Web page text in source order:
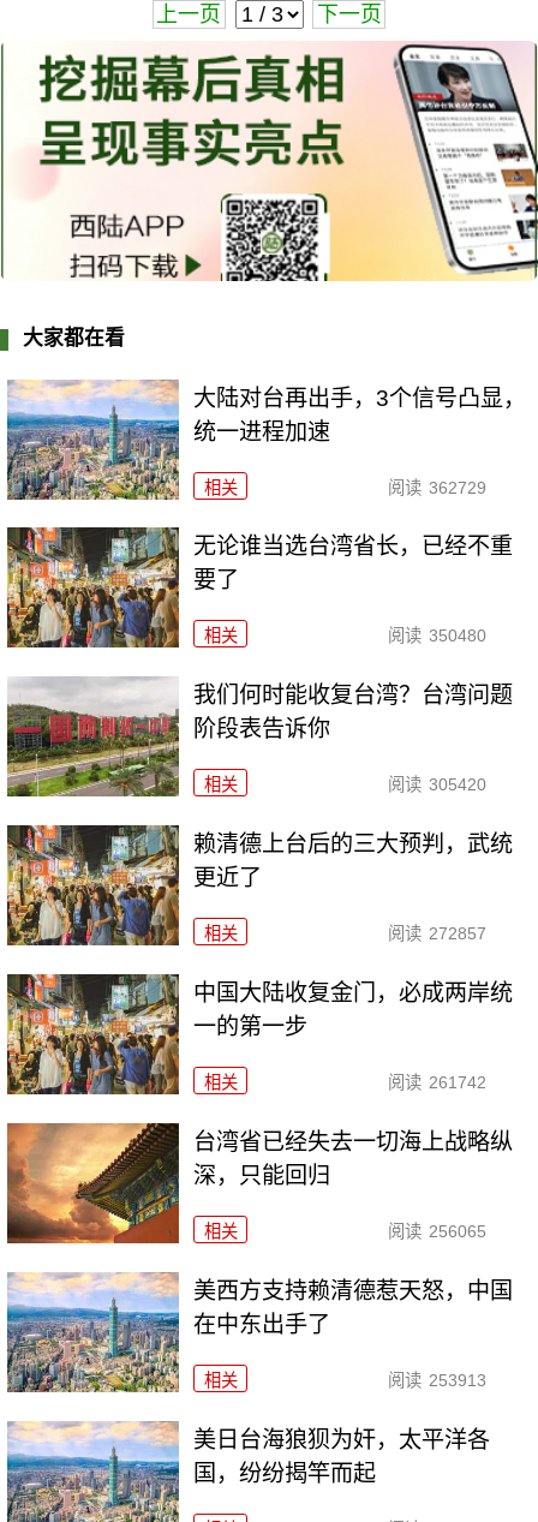
上一页 下一页
大家都在看
大陆对台再出手，3个信号凸显，
统一进程加速
相关 阅读 362729
无论谁当选台湾省长，已经不重
要了
相关 阅读 350480
我们何时能收复台湾？台湾问题
阶段表告诉你
相关 阅读 305420
赖清德上台后的三大预判，武统
更近了
相关 阅读 272857
中国大陆收复金门，必成两岸统
一的第一步
相关 阅读 261742
台湾省已经失去一切海上战略纵
深，只能回归
相关 阅读 256065
美西方支持赖清德惹天怒，中国
在中东出手了
相关 阅读 253913
美日台海狼狈为奸，太平洋各
国，纷纷揭竿而起